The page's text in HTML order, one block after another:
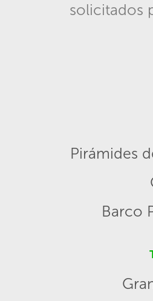
solicitados
Pirámides
Barco